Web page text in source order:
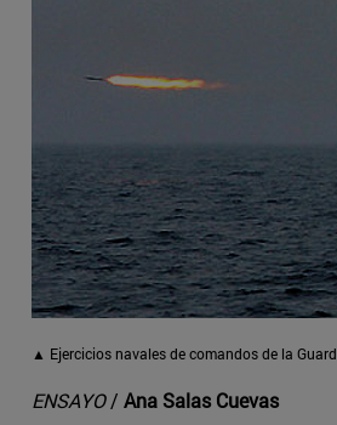
▲ Ejercicios navales de comandos de la
ENSAYO/ Ana Salas Cuevas